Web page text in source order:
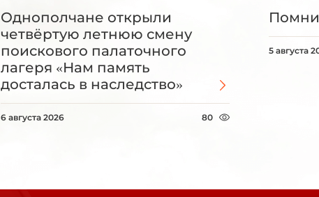
Однополчане открыли
четвёртую летнюю смену
поискового палаточного
лагеря «Нам память
досталась в наследство»
6 августа 2026 80
5 августа